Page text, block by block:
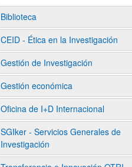
Biblioteca
CEID - Ética en la Investigación
Gestión de Investigación
Gestión económica
Oficina de I+D Internacional
SGIker - Servicios Generales de
Investigación